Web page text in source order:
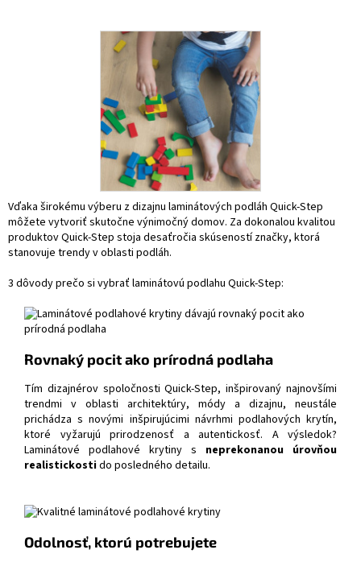
Vďaka širokému výberu z dizajnu laminátových podláh Quick-Step
môžete vytvoriť skutočne výnimočný domov. Za dokonalou kvalitou
produktov Quick-Step stoja desaťročia skúseností značky, ktorá
stanovuje trendy v oblasti podláh.
3 dôvody prečo si vybrať laminátovú podlahu Quick-Step:
Rovnaký pocit ako prírodná podlaha
Tím dizajnérov spoločnosti Quick-Step, inšpirovaný najnovšími
trendmi v oblasti architektúry, módy a dizajnu, neustále
prichádza s novými inšpirujúcimi návrhmi podlahových krytín,
ktoré vyžarujú prirodzenosť a autentickosť. A výsledok?
Laminátové podlahové krytiny s
neprekonanou úrovňou
realistickostido posledného detailu.
Odolnosť, ktorú potrebujete